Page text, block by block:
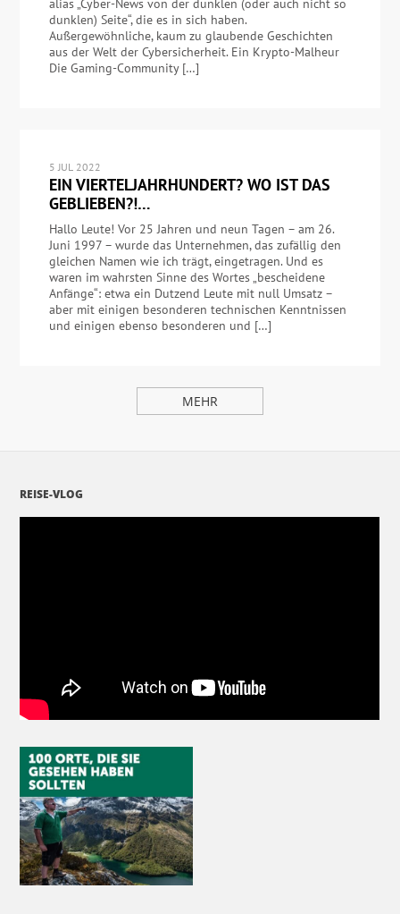
alias „Cyber-News von der dunklen (oder auch nicht so
dunklen) Seite“, die es in sich haben.
Außergewöhnliche, kaum zu glaubende Geschichten
aus der Welt der Cybersicherheit. Ein Krypto-Malheur
Die Gaming-Community […]
5 JUL 2022
EIN VIERTELJAHRHUNDERT? WO IST DAS
GEBLIEBEN?!…
Hallo Leute! Vor 25 Jahren und neun Tagen – am 26.
Juni 1997 – wurde das Unternehmen, das zufällig den
gleichen Namen wie ich trägt, eingetragen. Und es
waren im wahrsten Sinne des Wortes „bescheidene
Anfänge“: etwa ein Dutzend Leute mit null Umsatz –
aber mit einigen besonderen technischen Kenntnissen
und einigen ebenso besonderen und […]
MEHR
REISE-VLOG